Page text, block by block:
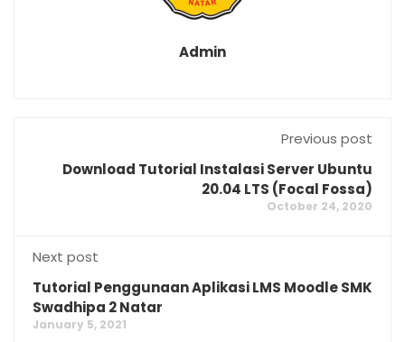
Admin
Previous post
Download Tutorial Instalasi Server Ubuntu
20.04 LTS (Focal Fossa)
October 24, 2020
Next post
Tutorial Penggunaan Aplikasi LMS Moodle SMK
Swadhipa 2 Natar
January 5, 2021